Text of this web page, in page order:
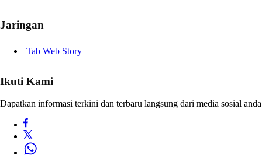
Jaringan
Tab Web Story
Ikuti Kami
Dapatkan informasi terkini dan terbaru langsung dari media sosial anda